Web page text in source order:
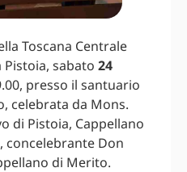
Toscana Centrale
Pistoia, sabato 24
presso il santuario
celebrata da Mons.
di Pistoia, Cappellano
concelebrante Don
di Merito.